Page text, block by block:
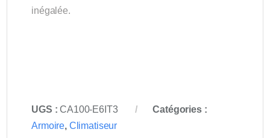
inégalée.
UGS :CA100-E6IT3
Catégories :
Armoire, Climatiseur